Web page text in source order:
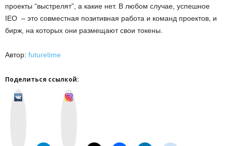
проекты “выстрелят”, а какие нет. В любом случае, успешное
IEO – это совместная позитивная работа и команд проектов, и
бирж, на которых они размещают свои токены.
Автор: futuretime
Поделиться ссылкой: